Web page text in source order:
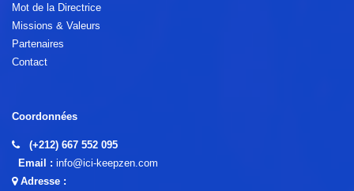
Mot de la Directrice
Missions & Valeurs
Partenaires
Contact
Coordonnées
(+212) 667 552 095
Email : info@ici-keepzen.com
Adresse :